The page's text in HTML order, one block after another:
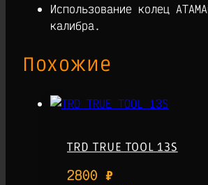
Использование колец
калибра.
Похожие
TRD TRUE TOOL 13S
2800 ₽